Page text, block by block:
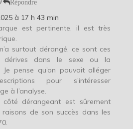
Répondre
à 17 h 43 min
est pertinente, il est très
surtout dérangé, ce sont ces
dérives dans le sexe ou la
Je pense qu’on pouvait alléger
pour s’intéresser
à l’analyse.
côté dérangeant est sûrement
raisons de son succès dans les